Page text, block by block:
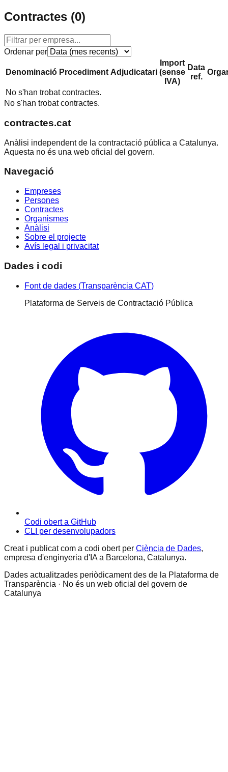
Contractes (0)
Ordenar per
Denominació Procediment Adjudicatari
Import
(sense
IVA)
Data
ref.
No s'han trobat contractes.
No s'han trobat contractes.
contractes.cat
Anàlisi independent de la contractació pública a Catalunya.
Aquesta no és una web oficial del govern.
Navegació
Empreses
Persones
Contractes
Organismes
Anàlisi
Sobre el projecte
Avís legal i privacitat
Dades i codi
Font de dades (Transparència CAT)
Plataforma de Serveis de Contractació Pública
Codi obert a GitHub
CLI per desenvolupadors
Creat i publicat com a codi obert per Ciència de Dades,
empresa d'enginyeria d'IA a Barcelona, Catalunya.
Dades actualitzades periòdicament des de la Plataforma de
Transparència · No és un web oficial del govern de
Catalunya